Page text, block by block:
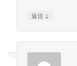
返信 ↓